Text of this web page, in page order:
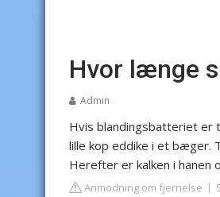
Hvor længe
Admin
Hvis blandingsbatteriet er
lille kop eddike i et bæger.
Herefter er kalken i hanen
Anmodning om fjernelse